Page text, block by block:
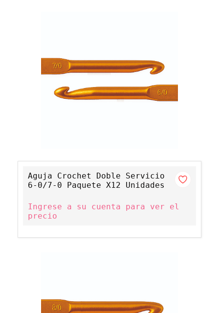
Aguja Crochet Doble Servicio
6-0/7-0 Paquete X12 Unidades
Ingrese a su cuenta para ver el
precio